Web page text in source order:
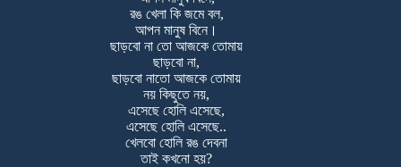
রঙ খেলা কি জমে বল,
আপন মানুষ বিনে।
ছাড়বো না তো আজকে তোমায়
ছাড়বো না,
ছাড়বো নাতো আজকে তোমায়
নয় কিছুতে নয়,
এসেছে হোলি এসেছে,
এসেছে হোলি এসেছে..
খেলবো হোলি রঙ দেবনা
তাই কখনো হয়?